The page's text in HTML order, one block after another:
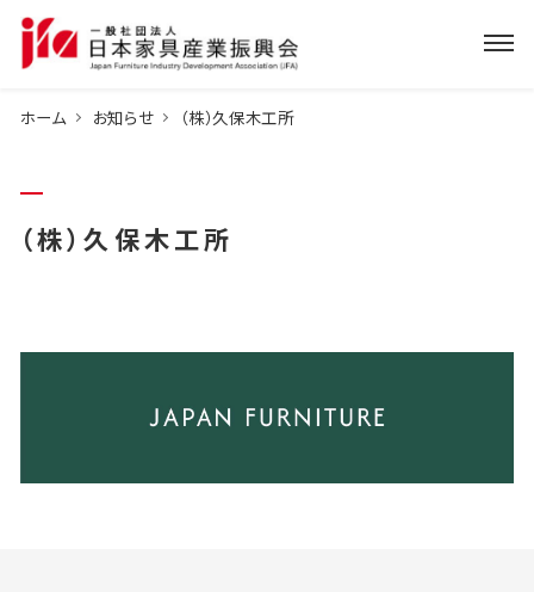
ホーム お知らせ （株）久保木工所
（株）久保木工所